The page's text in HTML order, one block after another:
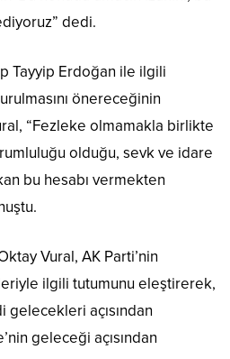
dedi.
Tayyip Erdoğan ile ilgili
önereceğinin
“Fezleke olmamakla birlikte
olduğu, sevk ve idare
bu hesabı vermekten
Vural, AK Parti’nin
ilgili tutumunu eleştirerek,
açısından
geleceği açısından